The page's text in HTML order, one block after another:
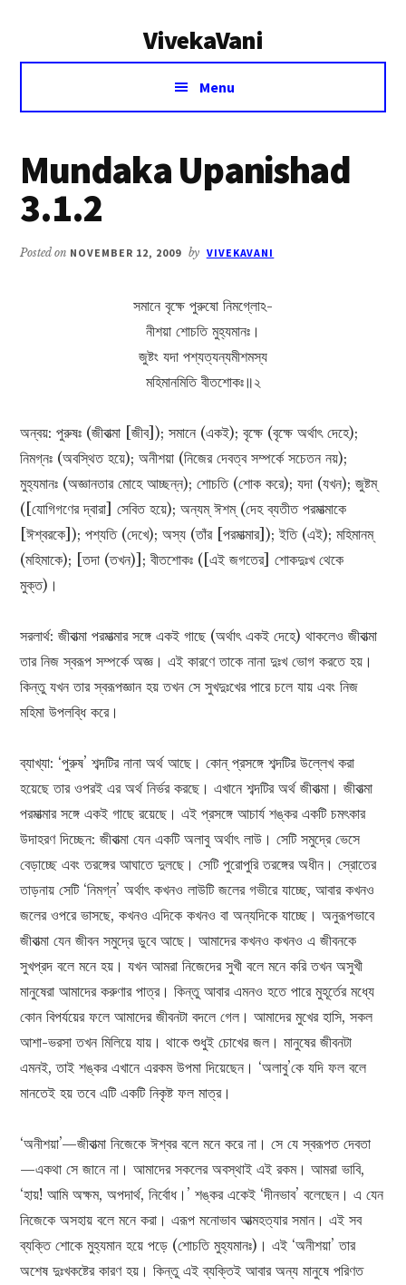
VivekaVani
Voice
Vivekananda
Menu
Mundaka Upanishad
3.1.2
Posted on NOVEMBER 12, 2009 by VIVEKAVANI
সমানে বৃক্ষে পুরুষো নিমগ্লোঽ-
নীশয়া শোচতি মুহ্যমানঃ।
জুষ্টং যদা পশ্যত্যন্যমীশমস্য
মহিমানমিতি বীতশোকঃ॥২
অন্বয়: পুরুষঃ (জীবাত্মা [জীব]); সমানে (একই); বৃক্ষে (বৃক্ষে অর্থাৎ দেহে);
নিমগ্নঃ (অবস্থিত হয়ে); অনীশয়া (নিজের দেবত্ব সম্পর্কে সচেতন নয়);
মুহ্যমানঃ (অজ্ঞানতার মোহে আচ্ছন্ন); শোচতি (শোক করে); যদা (যখন); জুষ্টম্‌
([যোগিগণের দ্বারা] সেবিত হয়ে); অন্যম্ ঈশম্ (দেহ ব্যতীত পরমাত্মাকে
[ঈশ্বরকে]); পশ্যতি (দেখে); অস্য (তাঁর [পরমাত্মার]); ইতি (এই); মহিমানম্‌
(মহিমাকে); [তদা (তখন)]; বীতশোকঃ ([এই জগতের] শোকদুঃখ থেকে
মুক্ত)।
সরলার্থ: জীবাত্মা পরমাত্মার সঙ্গে একই গাছে (অর্থাৎ একই দেহে) থাকলেও জীবাত্মা
তার নিজ স্বরূপ সম্পর্কে অজ্ঞ। এই কারণে তাকে নানা দুঃখ ভোগ করতে হয়।
কিন্তু যখন তার স্বরূপজ্ঞান হয় তখন সে সুখদুঃখের পারে চলে যায় এবং নিজ
মহিমা উপলব্ধি করে।
ব্যাখ্যা: ‘পুরুষ’ শব্দটির নানা অর্থ আছে। কোন্‌ প্রসঙ্গে শব্দটির উল্লেখ করা
হয়েছে তার ওপরই এর অর্থ নির্ভর করছে। এখানে শব্দটির অর্থ জীবাত্মা। জীবাত্মা
পরমাত্মার সঙ্গে একই গাছে রয়েছে। এই প্রসঙ্গে আচার্য শঙ্কর একটি চমৎকার
উদাহরণ দিচ্ছেন: জীবাত্মা যেন একটি অলাবু অর্থাৎ লাউ। সেটি সমুদ্রে ভেসে
বেড়াচ্ছে এবং তরঙ্গের আঘাতে দুলছে। সেটি পুরোপুরি তরঙ্গের অধীন। স্রোতের
তাড়নায় সেটি ‘নিমগ্ন’ অর্থাৎ কখনও লাউটি জলের গভীরে যাচ্ছে, আবার কখনও
জলের ওপরে ভাসছে, কখনও এদিকে কখনও বা অন্যদিকে যাচ্ছে। অনুরূপভাবে
জীবাত্মা যেন জীবন সমুদ্রে ডুবে আছে। আমাদের কখনও কখনও এ জীবনকে
সুখপ্রদ বলে মনে হয়। যখন আমরা নিজেদের সুখী বলে মনে করি তখন অসুখী
মানুষেরা আমাদের করুণার পাত্র। কিন্তু আবার এমনও হতে পারে মুহূর্তের মধ্যে
কোন বিপর্যয়ের ফলে আমাদের জীবনটা বদলে গেল। আমাদের মুখের হাসি, সকল
আশা-ভরসা তখন মিলিয়ে যায়। থাকে শুধুই চোখের জল। মানুষের জীবনটা
এমনই, তাই শঙ্কর এখানে এরকম উপমা দিয়েছেন। ‘অলাবু’কে যদি ফল বলে
মানতেই হয় তবে এটি একটি নিকৃষ্ট ফল মাত্র।
‘অনীশয়া’—জীবাত্মা নিজেকে ঈশ্বর বলে মনে করে না। সে যে স্বরূপত দেবতা
—একথা সে জানে না। আমাদের সকলের অবস্থাই এই রকম। আমরা ভাবি,
‘হায়! আমি অক্ষম, অপদার্থ, নির্বোধ।’ শঙ্কর একেই ‘দীনভাব’ বলেছেন। এ যেন
নিজেকে অসহায় বলে মনে করা। এরূপ মনোভাব আত্মহত্যার সমান। এই সব
ব্যক্তি শোকে মুহ্যমান হয়ে পড়ে (শোচতি মুহ্যমানঃ)। এই ‘অনীশয়া’ তার
অশেষ দুঃখকষ্টের কারণ হয়। কিন্তু এই ব্যক্তিই আবার অন্য মানুষে পরিণত